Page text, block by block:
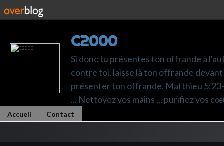
C2000
Si donc tu présentes ton offrande à
contre toi, laisse là ton offrande
présenter ton offrande. Matthieu 5:23-
... Nettoyez vos mains ... purifiez vos
Accueil Contact